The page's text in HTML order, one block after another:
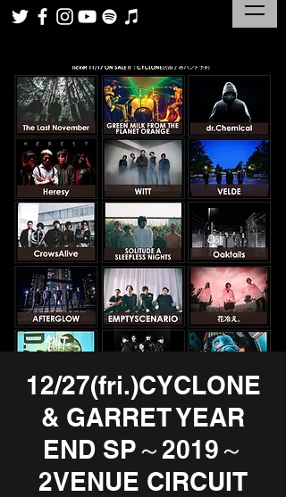
12/27(fri.)CYCLONE
& GARRET YEAR
END SP～2019～
2VENUE CIRCUIT